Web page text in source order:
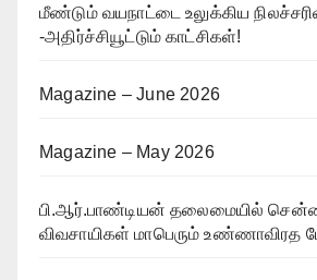
மீண்டும் வயநாட்டை உலுக்கிய
-அதிர்ச்சியூட்டும் காட்சிகள்!
Magazine – June 2026
Magazine – May 2026
பி.ஆர்.பாண்டியன் தலைமையில்
விவசாயிகள் மாபெரும் உண்ணாவிரத